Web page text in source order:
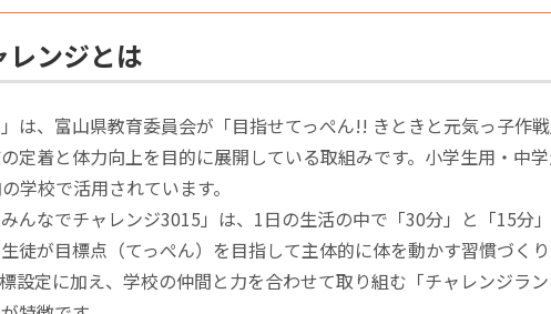
レンジとは
は、富山県教育委員会が「目指せてっぺん!! きときと元気っ子作戦
定着と体力向上を目的に展開している取組みです。小学生用・中
学校で活用されています。
んなでチャレンジ3015」は、1日の生活の中で「30分」と「15分
徒が目標点（てっぺん）を目指して主体的に体を動かす習慣づく
設定に加え、学校の仲間と力を合わせて取り組む「チャレンジラ